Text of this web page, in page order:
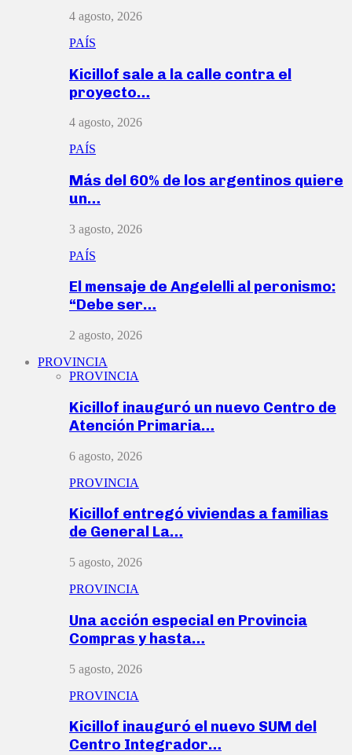
4 agosto, 2026
PAÍS
Kicillof sale a la calle contra el
proyecto…
4 agosto, 2026
PAÍS
Más del 60% de los argentinos quiere
un…
3 agosto, 2026
PAÍS
El mensaje de Angelelli al peronismo:
“Debe ser…
2 agosto, 2026
PROVINCIA
PROVINCIA
Kicillof inauguró un nuevo Centro de
Atención Primaria…
6 agosto, 2026
PROVINCIA
Kicillof entregó viviendas a familias
de General La…
5 agosto, 2026
PROVINCIA
Una acción especial en Provincia
Compras y hasta…
5 agosto, 2026
PROVINCIA
Kicillof inauguró el nuevo SUM del
Centro Integrador…